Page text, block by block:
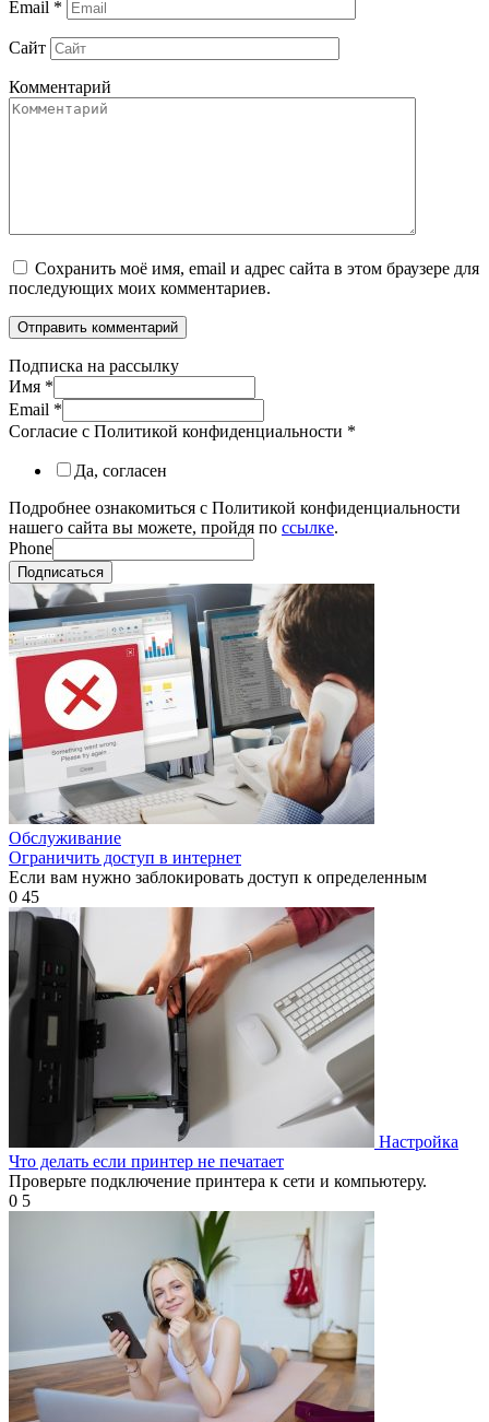
Email *
Сайт
Комментарий
Сохранить моё имя, email и адрес сайта в этом браузере для
последующих моих комментариев.
Подписка на рассылку
Имя *
Email *
Согласие с Политикой конфиденциальности *
Да, согласен
Подробнее ознакомиться с Политикой конфиденциальности
нашего сайта вы можете, пройдя по ссылке.
Phone
Подписаться
Обслуживание
Ограничить доступ в интернет
Если вам нужно заблокировать доступ к определенным
0 45
Настройка
Что делать если принтер не печатает
Проверьте подключение принтера к сети и компьютеру.
0 5